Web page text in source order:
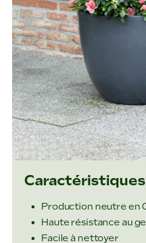
Caractéristiques
Production neutre en
Haute résistance au
Facile à nettoyer